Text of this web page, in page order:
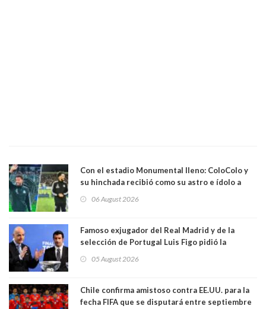
Con el estadio Monumental lleno: ColoColo y
su hinchada recibió como su astro e ídolo a
06 August 2026
Famoso exjugador del Real Madrid y de la
selección de Portugal Luis Figo pidió la
comportamiento más bajo y cobarde que he
05 August 2026
Chile confirma amistoso contra EE.UU. para la
fecha FIFA que se disputará entre septiembre